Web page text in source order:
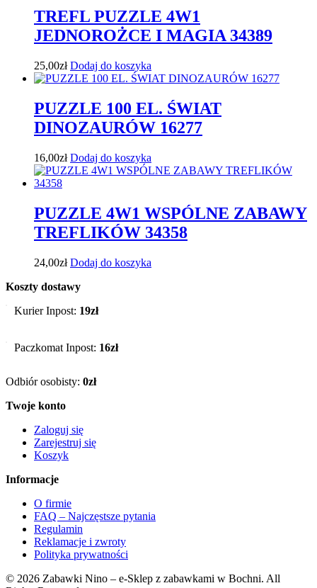
TREFL PUZZLE 4W1
JEDNOROŻCE I MAGIA 34389
25,00zł Dodaj do koszyka
PUZZLE 100 EL. ŚWIAT
DINOZAURÓW 16277
16,00zł Dodaj do koszyka
PUZZLE 4W1 WSPÓLNE ZABAWY
TREFLIKÓW 34358
24,00zł Dodaj do koszyka
Koszty dostawy
Kurier Inpost: 19zł
Paczkomat Inpost: 16zł
Odbiór osobisty: 0zł
Twoje konto
Zaloguj się
Zarejestruj się
Koszyk
Informacje
O firmie
FAQ – Najczęstsze pytania
Regulamin
Reklamacje i zwroty
Polityka prywatności
© 2026 Zabawki Nino – e-Sklep z zabawkami w Bochni. All